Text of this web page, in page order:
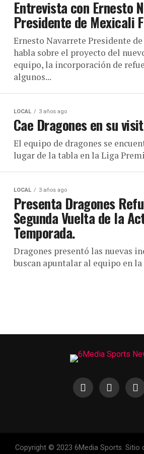
Entrevista con Ernesto
Presidente de Mexicali
Ernesto Navarrete Presidente
habla sobre el proyecto del
equipo, la incorporación de
algunos...
LOCAL 3 años ago
Cae Dragones en su
El equipo de dragones se
lugar de la tabla en la Liga
LOCAL 3 años ago
Presenta Dragones
Segunda Vuelta de la
Temporada.
Dragones presentó las nuevas
buscan apuntalar al equipo en
Copyright © 2023 6Media Sports. Sitio